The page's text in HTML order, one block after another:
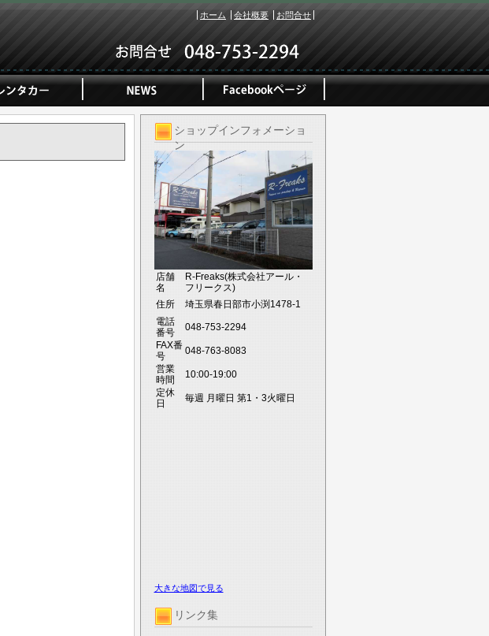
ホーム 会社概要 お問合せ
ショップインフォメーショ
ン
店舗
名
R-Freaks(株式会社アール・
フリークス)
住所
埼玉県春日部市小渕1478-1
電話
番号
048-753-2294
FAX番
号
048-763-8083
営業
時間
10:00-19:00
定休
日
毎週 月曜日 第1・3火曜日
大きな地図で見る
リンク集